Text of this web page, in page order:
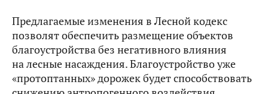
Предлагаемые изменения в Лесной кодекс
позволят обеспечить размещение объектов
благоустройства без негативного влияния
на лесные насаждения. Благоустройство уже
«протоптанных» дорожек будет способствовать